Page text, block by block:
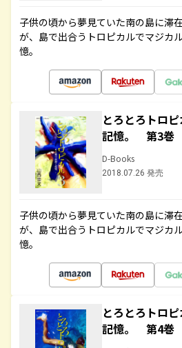
子供の頃から夢見ていた南の島に滞
が、島で出合うトロピカルでマジカ
憶。
とろとろトロ
記憶。 第3巻
D-Books
2018.07.26 発売
子供の頃から夢見ていた南の島に滞
が、島で出合うトロピカルでマジカ
憶。
とろとろトロ
記憶。 第4巻